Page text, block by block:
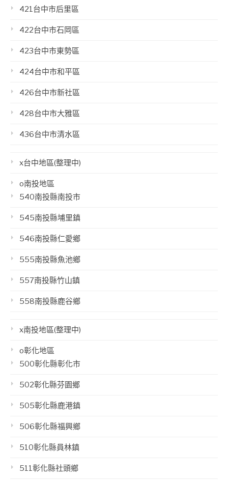
421台中市后里區
422台中市石岡區
423台中市東勢區
424台中市和平區
426台中市新社區
428台中市大雅區
436台中市清水區
x台中地區(整理中)
o南投地區
540南投縣南投市
545南投縣埔里鎮
546南投縣仁愛鄉
555南投縣魚池鄉
557南投縣竹山鎮
558南投縣鹿谷鄉
x南投地區(整理中)
o彰化地區
500彰化縣彰化市
502彰化縣芬園鄉
505彰化縣鹿港鎮
506彰化縣福興鄉
510彰化縣員林鎮
511彰化縣社頭鄉